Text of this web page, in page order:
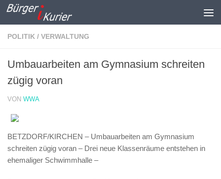
Zum Inhalt springen
POLITIK / VERWALTUNG
Umbauarbeiten am Gymnasium schreiten
zügig voran
VON WWA
BETZDORF/KIRCHEN – Umbauarbeiten am Gymnasium
schreiten zügig voran – Drei neue Klassenräume entstehen in
ehemaliger Schwimmhalle –